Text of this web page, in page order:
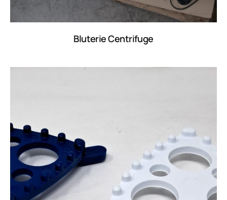
Bluterie Centrifuge